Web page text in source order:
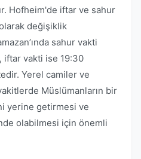
Hofheim'de iftar ve sahur
değişiklik
sahur vakti
iftar vakti ise 19:30
Yerel camiler ve
Müslümanların bir
yerine getirmesi ve
olabilmesi için önemli